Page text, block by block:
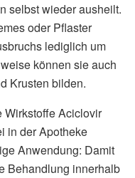
selbst wieder ausheilt.
oder Pflaster
lediglich um
können sie auch
Krusten bilden.
Wirkstoffe Aciclovir
in der Apotheke
Anwendung: Damit
Behandlung innerhalb